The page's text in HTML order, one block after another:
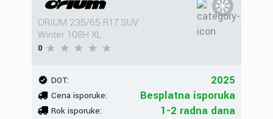
ORIUM 235/65 R17 SUV
Winter 108H XL
0
DOT: 2025
Cena isporuke: Besplatna isporuka
Rok isporuke: 1-2 radna dana